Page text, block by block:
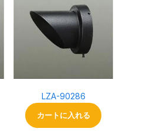
LZA-90286
カートに入れる